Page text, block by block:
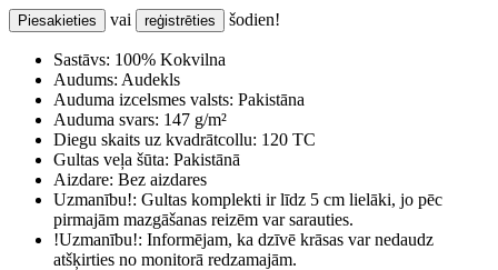
Piesakieties vai reģistrēties šodien!
Sastāvs: 100% Kokvilna
Audums: Audekls
Auduma izcelsmes valsts: Pakistāna
Auduma svars: 147 g/m²
Diegu skaits uz kvadrātcollu: 120 TC
Gultas veļa šūta: Pakistānā
Aizdare: Bez aizdares
Uzmanību!: Gultas komplekti ir līdz 5 cm lielāki, jo pēc
pirmajām mazgāšanas reizēm var sarauties.
!Uzmanību!: Informējam, ka dzīvē krāsas var nedaudz
atšķirties no monitorā redzamajām.